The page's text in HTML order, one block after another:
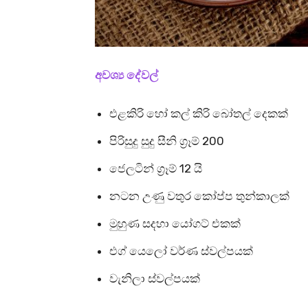
අවශ්‍ය දේවල්
එළකිරි හෝ කල් කිරි බෝතල් දෙකක්
පිරිසුදු සුදු සීනි ග්‍රෑම් 200
ජෙලටින් ග්‍රෑම් 12 යි
නටන උණු වතුර කෝප්ප තුන්කාලක්
මුහුණ සදහා යෝගට් එකක්
එග් යෙලෝ වර්ණ ස්වල්පයක්
වැනිලා ස්වල්පයක්